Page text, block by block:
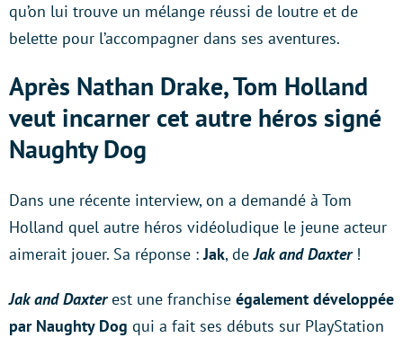
qu’on lui trouve un mélange réussi de loutre et de
belette pour l’accompagner dans ses aventures.
Après Nathan Drake, Tom Holland
veut incarner cet autre héros signé
Naughty Dog
Dans une récente interview, on a demandé à Tom
Holland quel autre héros vidéoludique le jeune acteur
aimerait jouer. Sa réponse :Jak, de Jak and Daxter !
Jakand Daxter est une franchise également développée
par Naughty Dog qui a fait ses débuts sur PlayStation